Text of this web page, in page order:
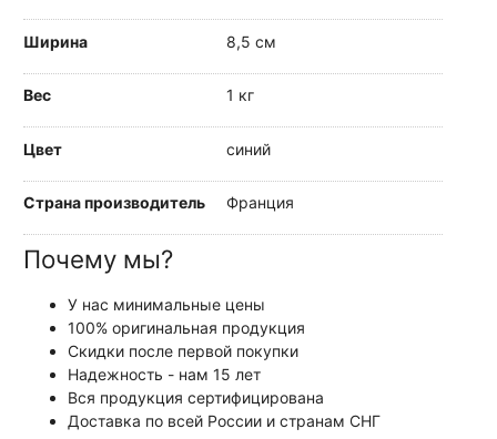
Ширина 8,5 см
Вес 1 кг
Цвет синий
Страна производитель Франция
Почему мы?
У нас минимальные цены
100% оригинальная продукция
Скидки после первой покупки
Надежность - нам 15 лет
Вся продукция сертифицирована
Доставка по всей России и странам СНГ